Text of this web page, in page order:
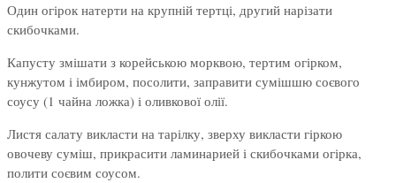
Один огірок натерти на крупній тертці, другий нарізати
скибочками.
Капусту змішати з корейською морквою, тертим огірком,
кунжутом і імбиром, посолити, заправити сумішшю соєвого
соусу (1 чайна ложка) і оливкової олії.
Листя салату викласти на тарілку, зверху викласти гіркою
овочеву суміш, прикрасити ламинарией і скибочками огірка,
полити соєвим соусом.